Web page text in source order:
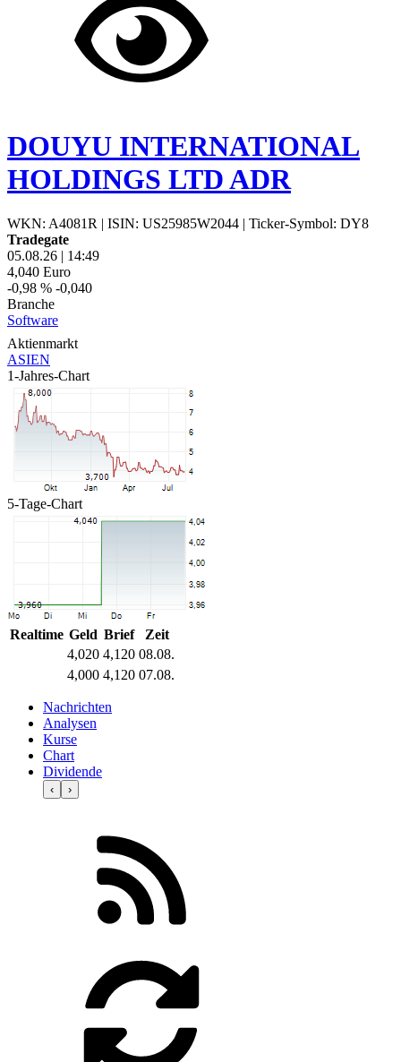
DOUYU INTERNATIONAL
HOLDINGS LTD ADR
WKN: A4081R | ISIN: US25985W2044 | Ticker-Symbol: DY8
Tradegate
05.08.26 | 14:49
4,040 Euro
-0,98 % -0,040
Branche
Software
Aktienmarkt
ASIEN
1-Jahres-Chart
5-Tage-Chart
Realtime Geld Brief
Zeit
4,020 4,120 08.08.
4,000 4,120 07.08.
Nachrichten
Analysen
Kurse
Chart
Dividende
‹ ›